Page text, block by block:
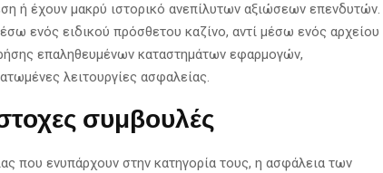
ή έχουν μακρύ ιστορικό ανεπίλυτων αξιώσεων επενδυτών.
ενός ειδικού πρόσθετου καζίνο, αντί μέσω ενός αρχείου
επαληθευμένων καταστημάτων εφαρμογών,
λειτουργίες ασφαλείας.
συμβουλές
που ενυπάρχουν στην κατηγορία τους, η ασφάλεια των